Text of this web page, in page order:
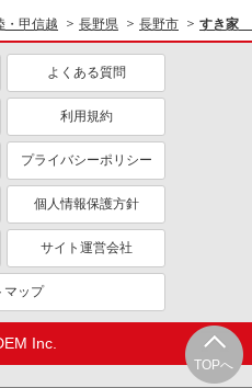
信コーディネートセンター（長
円！］スーパーでお惣菜のパッ
お仕事
市／最寄駅：長野駅 ≪車通勤可
場あり（月1,100円）
詳細を見る
信コーディネートセンター（長
OK］8時〜12時まで★お惣菜の
円
TOPへ
・甲信越 長野県 長野市 すき家
よくある質問
利用規約
プライバシーポリシー
個人情報保護方針
サイト運営会社
マップ
Inc.